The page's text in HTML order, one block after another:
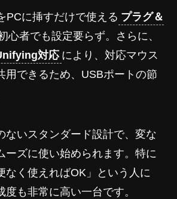
PCに挿すだけで使える プラグ＆
心者でも設定要らず。さらに、
対応 により、対応マウス
用できるため、USBポートの節
ないスタンダード設計で、変な
ーズに使い始められます。特に
なく使えればOK」という人に
度も非常に高い一台です。